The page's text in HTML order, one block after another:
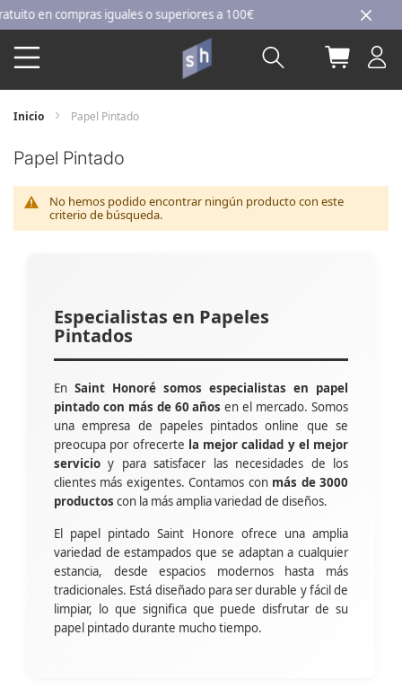
Ir
al
contenido
en compras iguales o superiores a 100€
Buscar Mi
Inicio Papel Pintado
Papel Pintado
No hemos podido encontrar ningún producto con este
criterio de búsqueda.
Especialistas en Papeles
Pintados
En Saint Honoré somos especialistas en papel
pintado con más de 60 años en el mercado. Somos
una empresa de papeles pintados online que se
preocupa por ofrecerte la mejor calidad y el mejor
servicio y para satisfacer las necesidades de los
clientes más exigentes. Contamos con más de 3000
productos con la más amplia variedad de diseños.
El papel pintado Saint Honore ofrece una amplia
variedad de estampados que se adaptan a cualquier
estancia, desde espacios modernos hasta más
tradicionales. Está diseñado para ser durable y fácil de
limpiar, lo que significa que puede disfrutar de su
papel pintado durante mucho tiempo.